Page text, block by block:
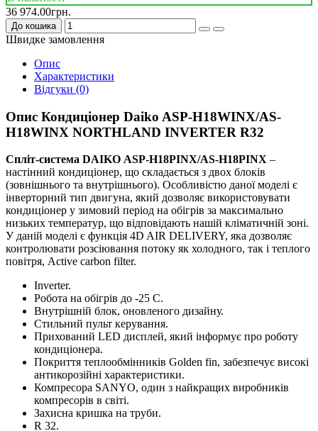
36 974.00грн.
До кошика
Швидке замовлення
Опис
Характеристики
Відгуки (0)
Опис Кондиціонер Daiko ASP-H18WINX/AS-
H18WINX NORTHLAND INVERTER R32
Спліт-система DAIKO ASP-H18PINX/AS-H18PINX –
настінний кондиціонер, що складається з двох блоків
(зовнішнього та внутрішнього). Особливістю даної моделі є
інверторний тип двигуна, який дозволяє використовувати
кондиціонер у зимовий період на обігрів за максимально
низьких температур, що відповідають нашій кліматичній зоні.
У даній моделі є функція 4D AIR DELIVERY, яка дозволяє
контролювати розсіювання потоку як холодного, так і теплого
повітря, Active carbon filter.
Inverter.
Робота на обігрів до -25 С.
Внутрішній блок, оновленого дизайну.
Стильний пульт керування.
Прихований LED дисплей, який інформує про роботу
кондиціонера.
Покриття теплообмінників Golden fin, забезпечує високі
антикорозійні характеристики.
Компресора SANYO, один з найкращих виробників
компресорів в світі.
Захисна кришка на труби.
R 32.